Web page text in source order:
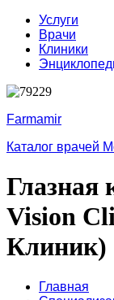
Услуги
Врачи
Клиники
Farmamir
Каталог врачей
Глазная
Vision
Клиник)
Главная